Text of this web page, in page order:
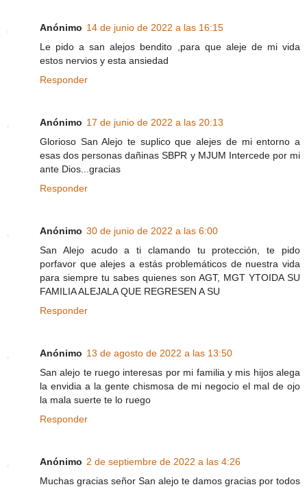
Anónimo 14 de junio de 2022 a las 16:15
Le pido a san alejos bendito ,para que aleje de mi vida
estos nervios y esta ansiedad
Responder
Anónimo 17 de junio de 2022 a las 20:13
Glorioso San Alejo te suplico que alejes de mi entorno a
esas dos personas dañinas SBPR y MJUM Intercede por mi
ante Dios...gracias
Responder
Anónimo 30 de junio de 2022 a las 6:00
San Alejo acudo a ti clamando tu protección, te pido
porfavor que alejes a estás problemáticos de nuestra vida
para siempre tu sabes quienes son AGT, MGT YTOIDA SU
FAMILIA ALEJALA QUE REGRESEN A SU
Responder
Anónimo 13 de agosto de 2022 a las 13:50
San alejo te ruego interesas por mi familia y mis hijos alega
la envidia a la gente chismosa de mi negocio el mal de ojo
la mala suerte te lo ruego
Responder
Anónimo 2 de septiembre de 2022 a las 4:26
Muchas gracias señor San alejo te damos gracias por todos